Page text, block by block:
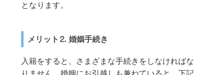
となります。
メリット⒉ 婚姻手続き
入籍をすると、さまざまな手続きをしなければな
りません。婚姻にお引越しも兼ねていると、下記